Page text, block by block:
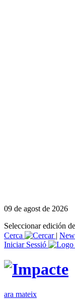
09 de agost de 2026
Seleccionar edición
Cerca
|
Iniciar Sessió
ara mateix